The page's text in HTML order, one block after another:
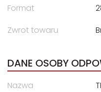
Format
Zwrot towaru
DANE OSOBY
Nazwa